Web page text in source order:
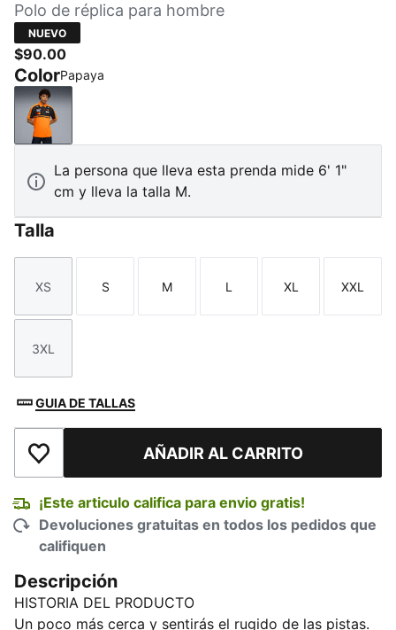
Polo de réplica para hombre
NUEVO
$90.00
ColorPapaya
Papaya
La persona que lleva esta prenda mide 6' 1"
cm y lleva la talla M.
Talla
Talla
XS
Talla
S
Talla
M
Talla
L
Talla
XL
Talla
XXL
Talla
3XL
GUIA DE TALLAS
Añadir a la lista de deseosAÑADIR AL CARRITO
¡Este articulo califica para envio gratis!
Devoluciones gratuitas en todos los pedidos que
califiquen
Descripción
HISTORIA DEL PRODUCTO
Un poco más cerca y sentirás el rugido de las pistas.